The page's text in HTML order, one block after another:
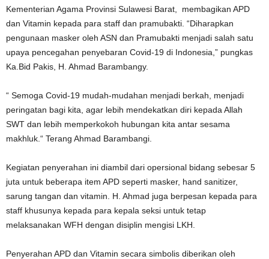
Kementerian Agama Provinsi Sulawesi Barat, membagikan APD
dan Vitamin kepada para staff dan pramubakti. “Diharapkan
pengunaan masker oleh ASN dan Pramubakti menjadi salah satu
upaya pencegahan penyebaran Covid-19 di Indonesia,” pungkas
Ka.Bid Pakis, H. Ahmad Barambangy.
“ Semoga Covid-19 mudah-mudahan menjadi berkah, menjadi
peringatan bagi kita, agar lebih mendekatkan diri kepada Allah
SWT dan lebih memperkokoh hubungan kita antar sesama
makhluk.“ Terang Ahmad Barambangi.
Kegiatan penyerahan ini diambil dari opersional bidang sebesar 5
juta untuk beberapa item APD seperti masker, hand sanitizer,
sarung tangan dan vitamin. H. Ahmad juga berpesan kepada para
staff khusunya kepada para kepala seksi untuk tetap
melaksanakan WFH dengan disiplin mengisi LKH.
Penyerahan APD dan Vitamin secara simbolis diberikan oleh